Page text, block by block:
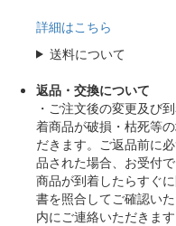
詳細はこちら
送料について
返品・交換について
・ご注文後の変更及び
着商品が破損・枯死等
だきます。ご返品前に
品された場合、お受付
商品が到着したらすぐ
書を照合してご確認い
内にご連絡いただきます